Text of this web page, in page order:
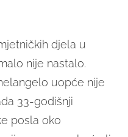
djela u
nije nastalo.
uopće nije
33-godišnji
posla oko